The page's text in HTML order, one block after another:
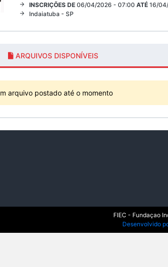
INSCRIÇÕES DE 06/04/2026 - 07:00ATÉ 16/
Indaiatuba - SP
ARQUIVOS DISPONÍVEIS
arquivo postado até o momento
FIEC - Fundaçao
Desenvolvido